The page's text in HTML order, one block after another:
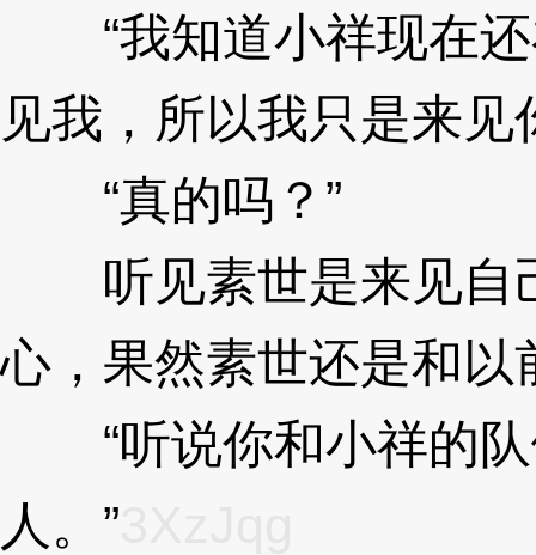
“我知道小祥现在还
见我，所以我只是来见
“真的吗？”
听见素世是来见自
心，果然素世还是和以
“听说你和小祥的队
人。”